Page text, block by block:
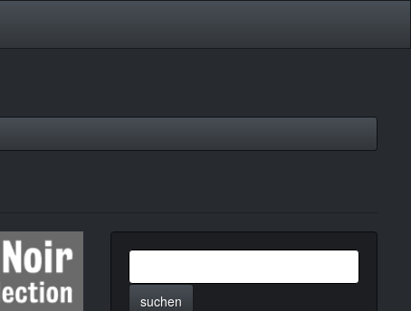
suchen